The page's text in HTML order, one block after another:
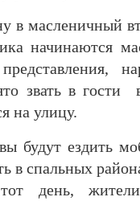
в масленичный
начинаются
представления,
звать в
на улицу.
будут ездить
в спальных
день,